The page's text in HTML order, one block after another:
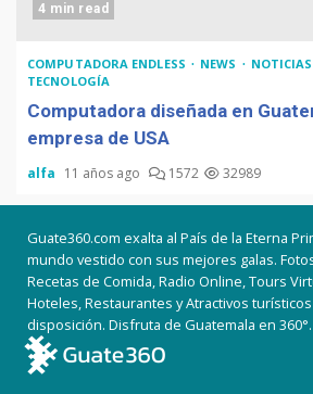
4 min read
COMPUTADORA ENDLESS NEWS
TECNOLOGÍA
Computadora diseñada en
empresa de USA
alfa 11 años ago 1572 32989
Guate360.com exalta al País de la Eterna
mundo vestido con sus mejores galas.
Recetas de Comida, Radio Online, Tours
Hoteles, Restaurantes y Atractivos
disposición. Disfruta de Guatemala en 360°.